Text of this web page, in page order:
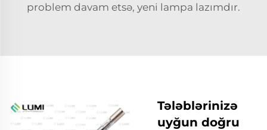
problem davam etsə, yeni lampa lazımdır.
Tələblərinizə
uyğun doğru